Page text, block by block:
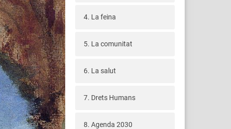
4. La feina
5. La comunitat
6. La salut
7. Drets Humans
8. Agenda 2030